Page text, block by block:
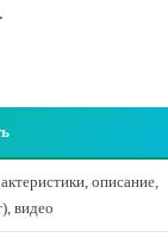
.
описание,
видео